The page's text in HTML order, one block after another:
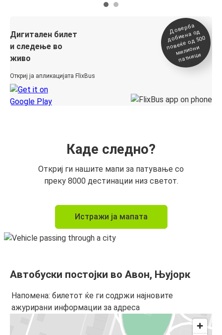
Дигитален билет
и следење во
живо
Откриј ја апликацијата FlixBus
Доверба
добиена о
д
повеќе о
д 500
милиони
патници
Каде следно?
Откриј ги нашите мапи за патување со
преку 8000 дестинации низ светот.
Истражи ја мапата
Автобуски постојки во Авон, Њујорк
Напомена: билетот ќе ги содржи најновите
ажурирани информации за адреса